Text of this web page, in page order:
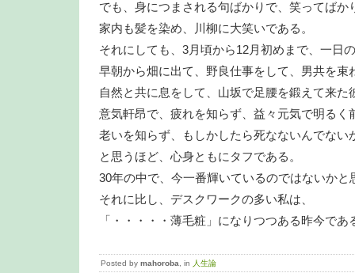
でも、身につまされる句ばかりで、笑ってばか
家内も髪を染め、川柳に大笑いである。
それにしても、3月頃から12月初めまで、一日
早朝から畑に出て、野良仕事をして、男共を束
自然と共に息をして、山坂で足腰を鍛えて来た
意気軒昂で、疲れを知らず、益々元気で明るく
老いを知らず、もしかしたら死なないんでない
と思うほど、心身ともにタフである。
30年の中で、今一番輝いているのではないかと
それに比し、デスクワークの多い私は、
「・・・・・薄毛粧」になりつつある昨今であ
Posted by mahoroba , in 人生論